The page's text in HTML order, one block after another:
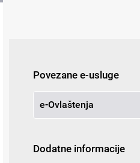
Povezane e-usluge
e-Ovlaštenja
Dodatne informacije